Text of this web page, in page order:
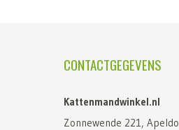
CONTACTGEGEVENS
Kattenmandwinkel.nl
Zonnewende 221,